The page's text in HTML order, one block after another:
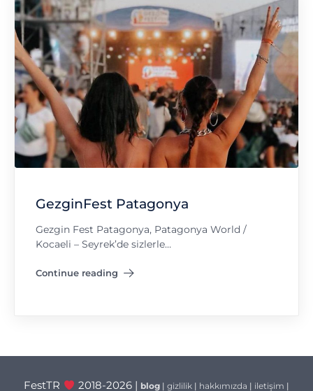
GezginFest Patagonya
Gezgin Fest Patagonya, Patagonya World /
Kocaeli – Seyrek’de sizlerle…
Continue reading
"GezginFest Patagonya"
FestTR 2018-2026 | blog| gizlilik| hakkımızda | iletişim |